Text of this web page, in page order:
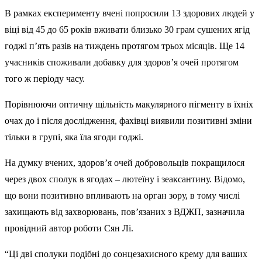
В рамках експерименту вчені попросили 13 здорових людей у
віці від 45 до 65 років вживати близько 30 грам сушених ягід
годжі п’ять разів на тиждень протягом трьох місяців. Ще 14
учасників споживали добавку для здоров’я очей протягом
того ж періоду часу.
Порівнюючи оптичну щільність макулярного пігменту в їхніх
очах до і після дослідження, фахівці виявили позитивні зміни
тільки в групі, яка їла ягоди годжі.
На думку вчених, здоров’я очей добровольців покращилося
через двох сполук в ягодах – лютеїну і зеаксантину. Відомо,
що вони позитивно впливають на орган зору, в тому числі
захищають від захворювань, пов’язаних з ВДЖП, зазначила
провідний автор роботи Сян Лі.
“Ці дві сполуки подібні до сонцезахисного крему для ваших